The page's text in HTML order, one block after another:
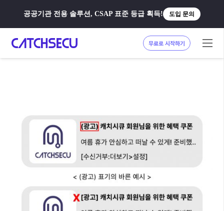
공공기관 전용 솔루션, CSAP 표준 등급 획득! 도입 문의
무료로 시작하기